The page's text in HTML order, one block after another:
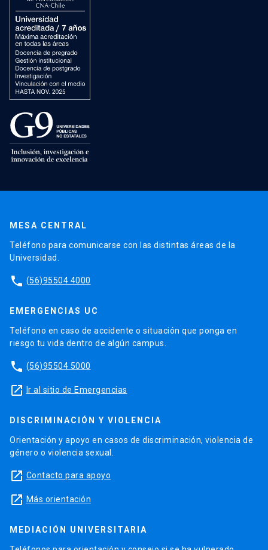
MESA CENTRAL
Teléfono para comunicarse con las distintas áreas de la
Universidad.
phone (56)95504 4000
EMERGENCIAS UC
Teléfono en caso de accidente o situación que ponga en
riesgo tu vida dentro de algún campus.
phone (56)95504 5000
launch Ir al sitio de Emergencias
DISCRIMINACIÓN Y VIOLENCIA
Orientación y apoyo en casos de discriminación, violencia de
género o violencia sexual.
launch Contacto para apoyo
launch Más orientación
MEDIACIÓN UNIVERSITARIA